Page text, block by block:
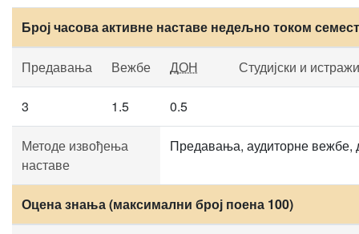
Број часова активне наставе недељно током
Предавања Вежбе ДОН Студијски и
3 1.5 0.5
Методе извођења
наставе
Предавања, аудиторне вежбе,
Оцена знања (максимални број поена 100)